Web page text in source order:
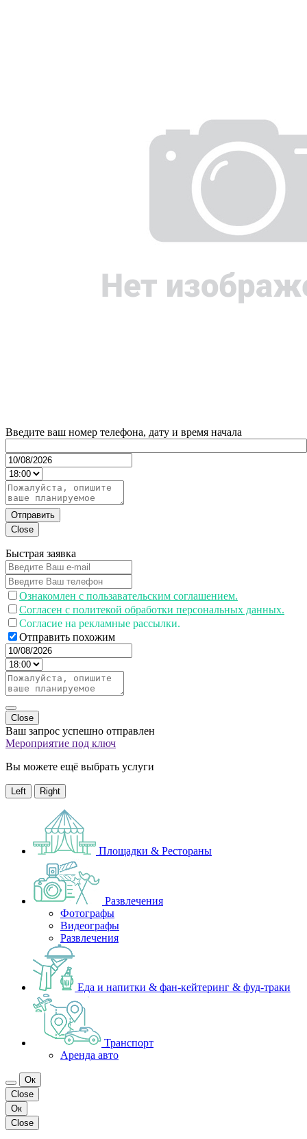
Введите ваш номер телефона, дату и время начала
Отправить
Close
Быстрая заявка
Ознакомлен с пользавательским соглашением.
Согласен с политекой обработки персональных данных.
Согласие на рекламные рассылки.
Отправить похожим
Close
Ваш запрос успешно отправлен
Мероприятие под ключ
Вы можете ещё выбрать услуги
Left Right
Площадки & Рестораны
Развлечения
Фотографы
Видеографы
Развлечения
Еда и напитки & фан-кейтеринг & фуд-траки
Транспорт
Аренда авто
Ок
Close
Ок
Close